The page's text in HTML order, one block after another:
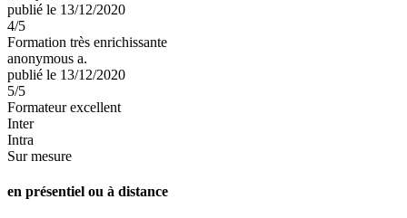
publié le 13/12/2020
4/5
Formation très enrichissante
anonymous a.
publié le 13/12/2020
5/5
Formateur excellent
Inter
Intra
Sur mesure
en présentiel ou à distance